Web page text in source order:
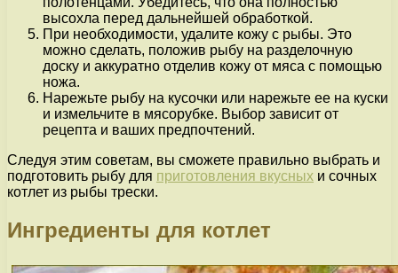
высохла перед дальнейшей обработкой.
При необходимости, удалите кожу с рыбы. Это
можно сделать, положив рыбу на разделочную
доску и аккуратно отделив кожу от мяса с помощью
ножа.
Нарежьте рыбу на кусочки или нарежьте ее на куски
и измельчите в мясорубке. Выбор зависит от
рецепта и ваших предпочтений.
Следуя этим советам, вы сможете правильно выбрать и
подготовить рыбу для приготовления вкусных и сочных
котлет из рыбы трески.
Ингредиенты для котлет